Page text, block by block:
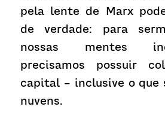
pela lente de Marx
de verdade: para
nossas mentes
precisamos possuir
capital – inclusive o que
nuvens.